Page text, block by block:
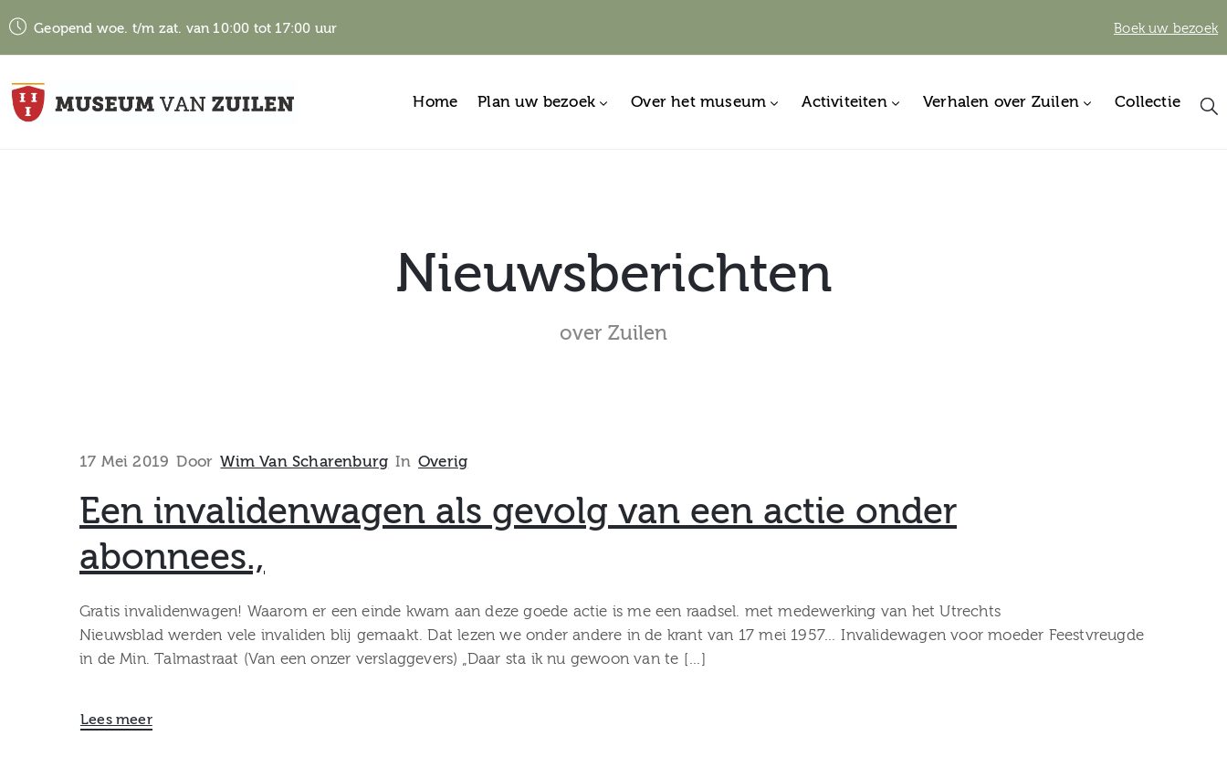
Geopend woe. t/m zat. van 10:00 tot 17:00 uur Boek uw bezoek
Home Plan uw bezoek Over het museum Activiteiten Verhalen over Zuilen Collectie
Nieuwsberichten
over Zuilen
17 Mei 2019 Door Wim Van Scharenburg In Overig
Een invalidenwagen als gevolg van een actie onder
abonnees.,
Gratis invalidenwagen! Waarom er een einde kwam aan deze goede actie is me een raadsel. met medewerking van het Utrechts
Nieuwsblad werden vele invaliden blij gemaakt. Dat lezen we onder andere in de krant van 17 mei 1957… Invalidewagen voor moeder Feestvreugde
in de Min. Talmastraat (Van een onzer verslaggevers) „Daar sta ik nu gewoon van te […]
Lees meer